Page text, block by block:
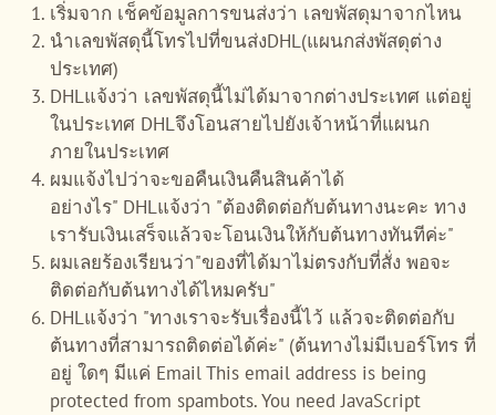
เริ่มจาก เช็คข้อมูลการขนส่งว่า เลขพัสดุมาจากไหน
นำเลขพัสดุนี้โทรไปที่ขนส่งDHL(แผนกส่งพัสดุต่าง
ประเทศ)
DHLแจ้งว่า เลขพัสดุนี้ไม่ได้มาจากต่างประเทศ แต่อยู่
ในประเทศ DHLจึงโอนสายไปยังเจ้าหน้าที่แผนก
ภายในประเทศ
ผมแจ้งไปว่าจะขอคืนเงินคืนสินค้าได้
อย่างไร" DHLแจ้งว่า "ต้องติดต่อกับต้นทางนะคะ ทาง
เรารับเงินเสร็จแล้วจะโอนเงินให้กับต้นทางทันทีค่ะ"
ผมเลยร้องเรียนว่า"ของที่ได้มาไม่ตรงกับที่สั่ง พอจะ
ติดต่อกับต้นทางได้ไหมครับ"
DHLแจ้งว่า "ทางเราจะรับเรื่องนี้ไว้ แล้วจะติดต่อกับ
ต้นทางที่สามารถติดต่อได้ค่ะ" (ต้นทางไม่มีเบอร์โทร ที่
อยู่ ใดๆ มีแค่ EmailThis email address is being
protected from spambots. You need JavaScript